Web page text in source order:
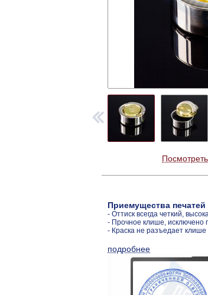
Приемущества
- Оттиск всегда четкий,
- Прочное клише, исключено
- Краска не разъедает клише
подробнее